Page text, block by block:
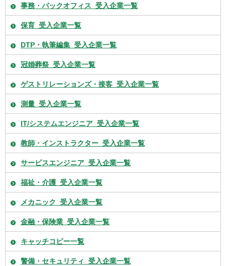
事務・バックオフィス_受入企業一覧
保育_受入企業一覧
DTP・執筆編集_受入企業一覧
冠婚葬祭_受入企業一覧
ゲストリレーションズ・接客_受入企業一覧
測量_受入企業一覧
IT/システムエンジニア_受入企業一覧
教師・インストラクター_受入企業一覧
サービスエンジニア_受入企業一覧
福祉・介護_受入企業一覧
メカニック_受入企業一覧
金融・保険業_受入企業一覧
キャッチコピー一覧
警備・セキュリティ_受入企業一覧